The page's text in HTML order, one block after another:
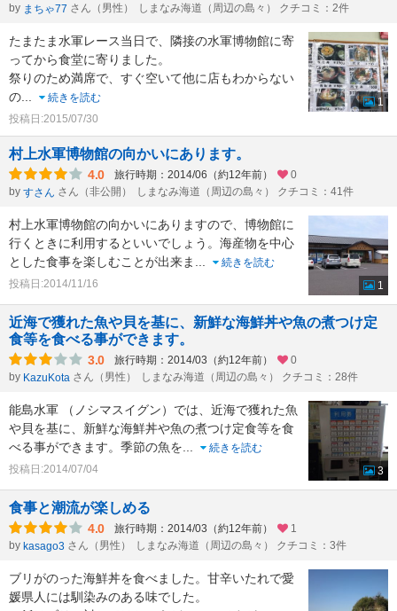
by まちゃ77 さん（男性） しまなみ海道（周辺の島々） クチコミ：2件
たまたま水軍レース当日で、隣接の水軍博物館に寄
ってから食堂に寄りました。
祭りのため満席で、すぐ空いて他に店もわからない
の
続きを読む
投稿日:2015/07/30
1
村上水軍博物館の向かいにあります。
4.0 旅行時期：2014/06（約12年前）
0
by すさん さん（非公開） しまなみ海道（周辺の島々） クチコミ：41件
村上水軍博物館の向かいにありますので、博物館に
行くときに利用するといいでしょう。海産物を中心
とした食事を楽しむことが出来ま
続きを読む
投稿日:2014/11/16
1
近海で獲れた魚や貝を基に、新鮮な海鮮丼や魚の煮つけ定
食等を食べる事ができます。
3.0 旅行時期：2014/03（約12年前）
0
by KazuKota さん（男性） しまなみ海道（周辺の島々） クチコミ：28件
能島水軍 （ノシマスイグン）では、近海で獲れた魚
や貝を基に、新鮮な海鮮丼や魚の煮つけ定食等を食
べる事ができます。季節の魚を
続きを読む
投稿日:2014/07/04
3
食事と潮流が楽しめる
4.0 旅行時期：2014/03（約12年前）
1
by kasago3 さん（男性） しまなみ海道（周辺の島々） クチコミ：3件
ブリがのった海鮮丼を食べました。甘辛いたれで愛
媛県人には馴染みのある味でした。